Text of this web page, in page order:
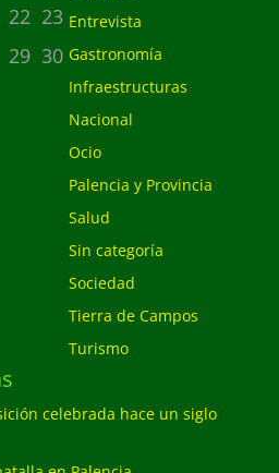
22 23
29 30
Entrevista
Gastronomía
Infraestructuras
Nacional
Ocio
Palencia y Provincia
Salud
Sin categoría
Sociedad
Tierra de Campos
Turismo
celebrada hace un siglo